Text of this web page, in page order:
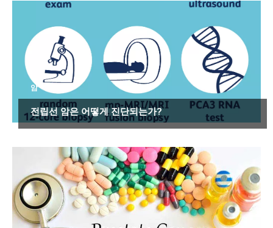
암
전립선 암은 어떻게 진단되는가?